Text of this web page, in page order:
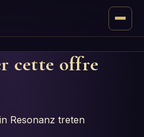
cette offre
Resonanz treten